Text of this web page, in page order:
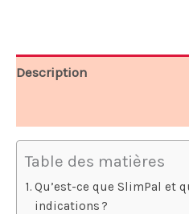
Description
Table des matières
Qu’est-ce que SlimPal et
indications ?